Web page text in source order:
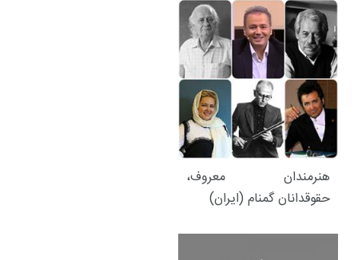
هنرمندان معروف،
حقوقدانان گمنام (ایران)